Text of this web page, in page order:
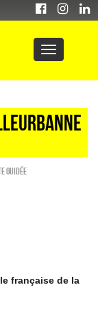
guidée
française de la